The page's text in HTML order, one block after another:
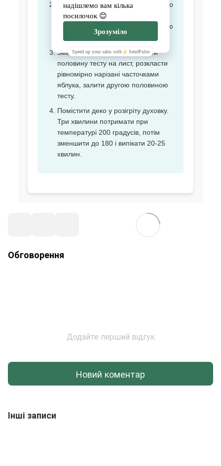
Продовжувати збивати, додаючи по
одному жовтки, потім розпушувач
та борошно. Тісто за консистенцією
має нагадувати сметану.
Змастити лист маслом. Вилити
половину тесту на лист, розкласти
рівномірно нарізані часточками
яблука, залити другою половиною
тесту.
Помістити деко у розігріту духовку.
Три хвилини потримати при
температурі 200 градусів, потім
зменшити до 180 і випікати 20-25
хвилин.
Обговорення
Додайте перший відгук
Новий коментар
Інші записи